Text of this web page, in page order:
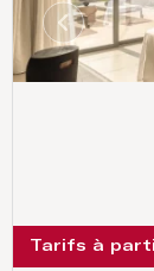
Tarifs à